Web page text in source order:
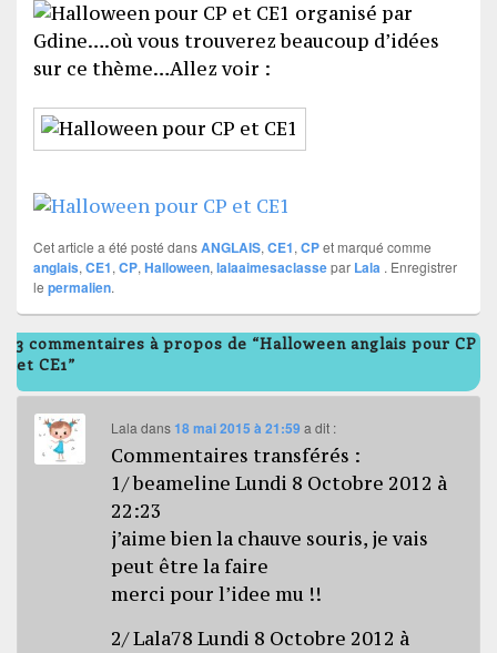
organisé par
Gdine….où vous trouverez beaucoup d’idées
sur ce thème…Allez voir :
Cet article a été posté dansANGLAIS, CE1, CPet marqué comme
anglais, CE1, CP, Halloween, lalaaimesaclassepar Lala . Enregistrer
le permalien.
3 commentaires à propos de “Halloween anglais pour CP
et CE1”
Lala dans18 mai 2015 à 21:59 a dit :
Commentaires transférés :
1/ beameline Lundi 8 Octobre 2012 à
22:23
j’aime bien la chauve souris, je vais
peut être la faire
merci pour l’idee mu !!
2/ Lala78 Lundi 8 Octobre 2012 à